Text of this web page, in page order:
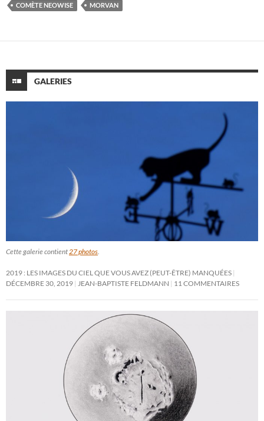
COMÈTE NEOWISE MORVAN
GALERIES
Cette galerie contient 27 photos
2019 : LES IMAGES DU CIEL QUE VOUS AVEZ (PEUT-ÊTRE) MANQUÉES
DÉCEMBRE 30, 2019
JEAN-BAPTISTE FELDMANN 11 COMMENTAIRES